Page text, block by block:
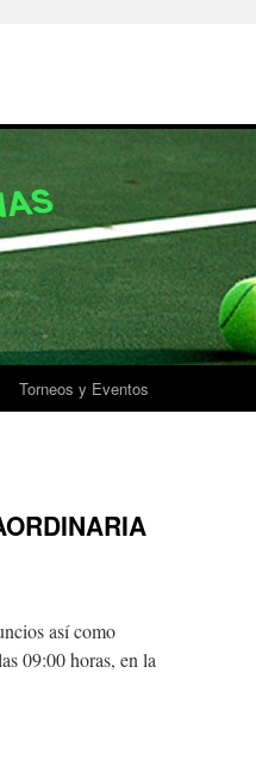
Torneos y Eventos
así como
09:00 horas, en la